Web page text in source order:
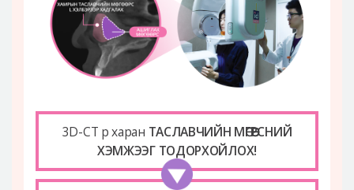
3D-CT р харан ТАСЛАВЧИЙН МӨГӨӨРСНИЙ
ХЭМЖЭЭГ ТОДОРХОЙЛОХ!